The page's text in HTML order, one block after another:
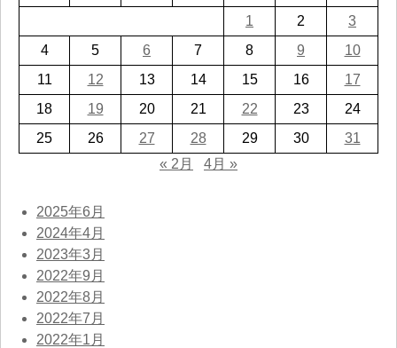
1
2
3
4
5 6 7 8 9
10
11
12 13 14 15 16
17
18
19 20 21 22 23
24
25
26 27 28 29 30
31
« 2月
4月 »
2025年6月
2024年4月
2023年3月
2022年9月
2022年8月
2022年7月
2022年1月